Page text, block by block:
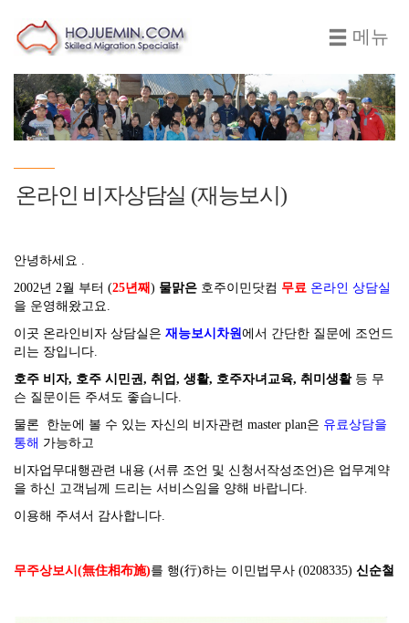
메뉴
온라인 비자상담실 (재능보시)
안녕하세요 .
2002년 2월 부터 (25년째 ) 물맑은 호주이민닷컴 무료 온라인 상담실
을 운영해왔고요.
이곳 온라인비자 상담실은 재능보시차원에서 간단한 질문에 조언드
리는 장입니다.
호주 비자, 호주 시민권, 취업, 생활, 호주자녀교육, 취미생활등 무
슨 질문이든 주셔도 좋습니다.
물론 한눈에 볼 수 있는 자신의 비자관련 master plan은 유료상담을
통해 가능하고
비자업무대행관련 내용 (서류 조언 및 신청서작성조언)은 업무계약
을 하신 고객님께 드리는 서비스임을 양해 바랍니다.
이용해 주셔서 감사합니다.
무주상보시(無住相布施)를 행(行)하는 이민법무사 (0208335) 신순철